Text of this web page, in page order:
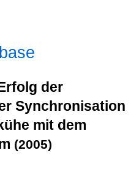
der
Synchronisation
mit dem
(2005)